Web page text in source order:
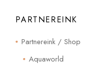
PARTNEREINK
Partnereink / Shop
Aquaworld